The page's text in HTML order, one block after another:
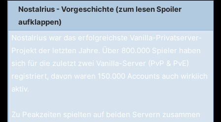
Nostalrius - Vorgeschichte (zum lesen Spoiler
aufklappen)
Nostalrius war das erfolgreichste Vanilla-Privatserver-
Projekt der letzten Jahre. Über 800.000 Spieler haben
sich für die zuletzt zwei Vanilla-Server (PvP & PvE)
registriert, davon waren 150.000 Accounts auch wirklich
aktiv.
Zu Peakzeiten spielten auf beiden Servern zusammen